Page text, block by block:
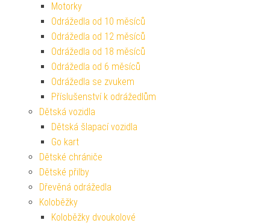
Motorky
Odrážedla od 10 měsíců
Odrážedla od 12 měsíců
Odrážedla od 18 měsíců
Odrážedla od 6 měsíců
Odrážedla se zvukem
Příslušenství k odrážedlům
Dětská vozidla
Dětská šlapací vozidla
Go kart
Dětské chrániče
Dětské přilby
Dřevěná odrážedla
Koloběžky
Koloběžky dvoukolové